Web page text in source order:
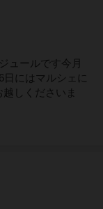
ュールです今月
にはマルシェに
しくださいま